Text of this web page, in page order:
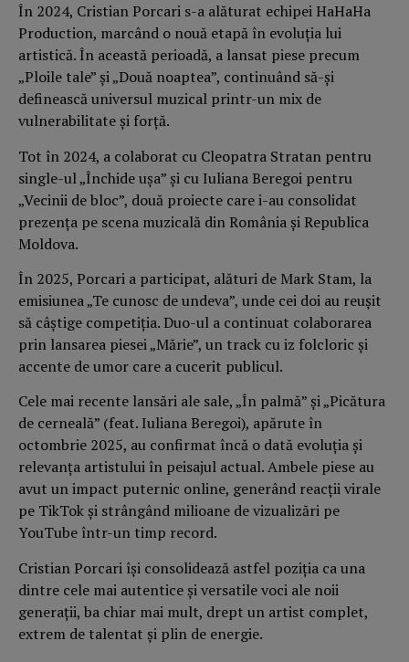
În 2024, Cristian Porcari s-a alăturat echipei HaHaHa
Production, marcând o nouă etapă în evoluția lui
artistică. În această perioadă, a lansat piese precum
„Ploile tale” și „Două noaptea”, continuând să-și
definească universul muzical printr-un mix de
vulnerabilitate și forță.
Tot în 2024, a colaborat cu Cleopatra Stratan pentru
single-ul „Închide ușa” și cu Iuliana Beregoi pentru
„Vecinii de bloc”, două proiecte care i-au consolidat
prezența pe scena muzicală din România și Republica
Moldova.
În 2025, Porcari a participat, alături de Mark Stam, la
emisiunea „Te cunosc de undeva”, unde cei doi au reușit
să câștige competiția. Duo-ul a continuat colaborarea
prin lansarea piesei „Mărie”, un track cu iz folcloric și
accente de umor care a cucerit publicul.
Cele mai recente lansări ale sale, „În palmă” și „Picătura
de cerneală” (feat. Iuliana Beregoi), apărute în
octombrie 2025, au confirmat încă o dată evoluția și
relevanța artistului în peisajul actual. Ambele piese au
avut un impact puternic online, generând reacții virale
pe TikTok și strângând milioane de vizualizări pe
YouTube într-un timp record.
Cristian Porcari își consolidează astfel poziția ca una
dintre cele mai autentice și versatile voci ale noii
generații, ba chiar mai mult, drept un artist complet,
extrem de talentat și plin de energie.